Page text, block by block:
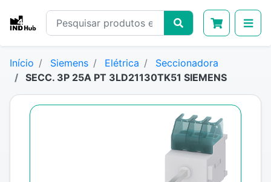
Início Siemens Elétrica
Seccionadora
SECC. 3P 25A PT 3LD21130TK51 SIEMENS